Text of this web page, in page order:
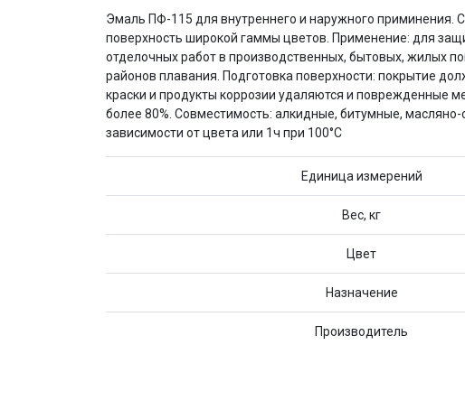
Эмаль ПФ-115 для внутреннего и наружного приминения.
поверхность широкой гаммы цветов. Применение: для
отделочных работ в производственных, бытовых, жилых
районов плавания. Подготовка поверхности: покрытие
краски и продукты коррозии удаляются и поврежденные
более 80%. Совместимость: алкидные, битумные,
зависимости от цвета или 1ч при 100°C
Единица измерений
Вес, кг
Цвет
Назначение
Производитель
с